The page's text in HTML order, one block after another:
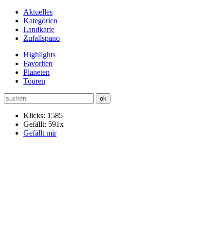
Aktuelles
Kategorien
Landkarte
Zufallspano
Highlights
Favoriten
Planeten
Touren
Klicks: 1585
Gefällt: 591x
Gefällt mir